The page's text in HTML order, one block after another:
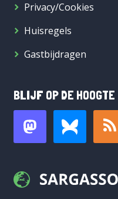
Privacy/Cookies
Huisregels
Gastbijdragen
BLIJF OP DE HOOGTE